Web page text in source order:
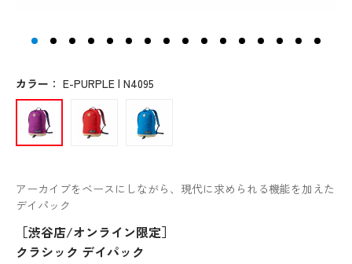
アーカイブをベースにしながら、現代に求められる機能を加えた
デイパック
［渋谷店/オンライン限定］
クラシック デイパック
カラー ： E-PURPLE | N4095